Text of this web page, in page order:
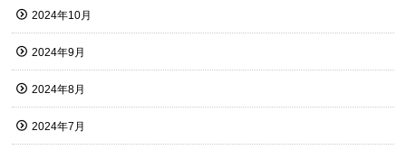
2024年10月
2024年9月
2024年8月
2024年7月